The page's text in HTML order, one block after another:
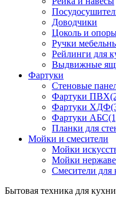
Доводчики
Цоколь и
Ручки
Рейлинги для
Выдвижные
Фартуки
Стеновые
Фартуки
Фартуки
Фартуки
Планки для
Мойки и смесители
Мойки
Мойки
Смесители для
Бытовая техника для кухни